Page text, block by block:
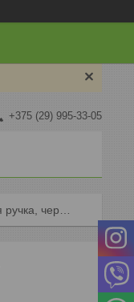
+375 (29) 995-33-05